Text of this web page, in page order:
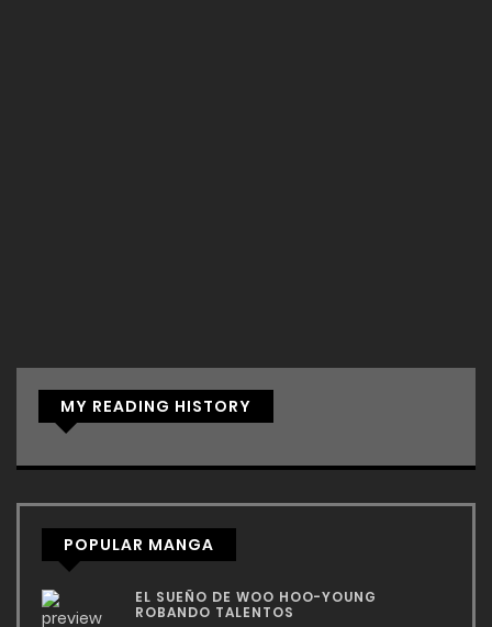
MY READING HISTORY
POPULAR MANGA
EL SUEÑO DE WOO HOO-YOUNG
ROBANDO TALENTOS